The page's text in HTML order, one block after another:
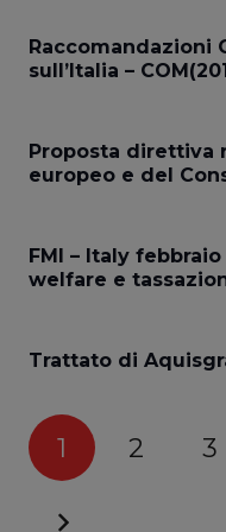
Raccomandazioni
sull’Italia –
Proposta direttiva
europeo e del
FMI – Italy
welfare e
Trattato di
1 2 3